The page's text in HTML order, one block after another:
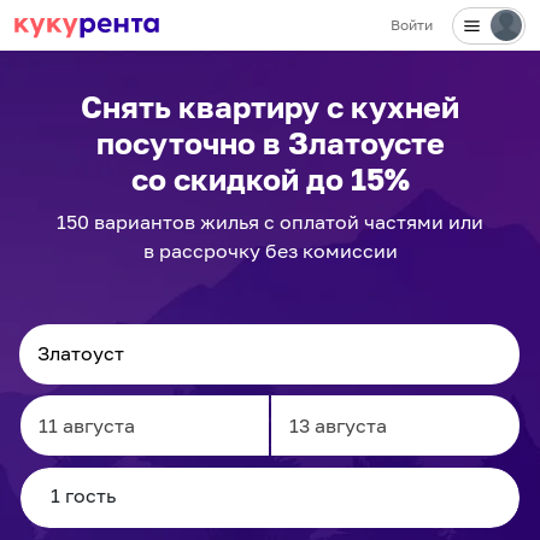
Войти
Снять квартиру с кухней
посуточно в Златоусте
со скидкой до 15%
150 вариантов жилья с оплатой частями или
в рассрочку без комиссии
Navigate
forward
to
Navigate
to
✕